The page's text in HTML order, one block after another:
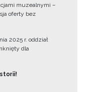
muzealnymi –
oferty bez
2025 r. oddział
dla